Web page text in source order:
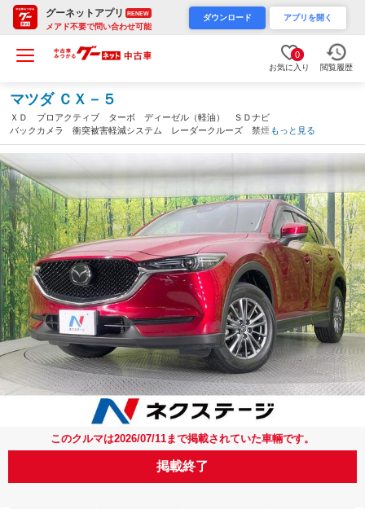
グーネットアプリ RENEW
メアド不要で問い合わせ可能
ダウンロード アプリを開く
0
お気に入り 閲覧履歴
マツダ ＣＸ－５
ＸＤ プロアクティブ ターボ ディーゼル（軽油） ＳＤナビ
バックカメラ 衝突被害軽減システム レーダークルーズ 禁煙
車 電動リアゲート ドラレコ コーナーセンサー スマートキ
ー ＬＥＤヘッド ビルトインＥＴＣ（愛知県）
もっと見る
このクルマは2026/07/11まで掲載されていた車輛です。
掲載終了